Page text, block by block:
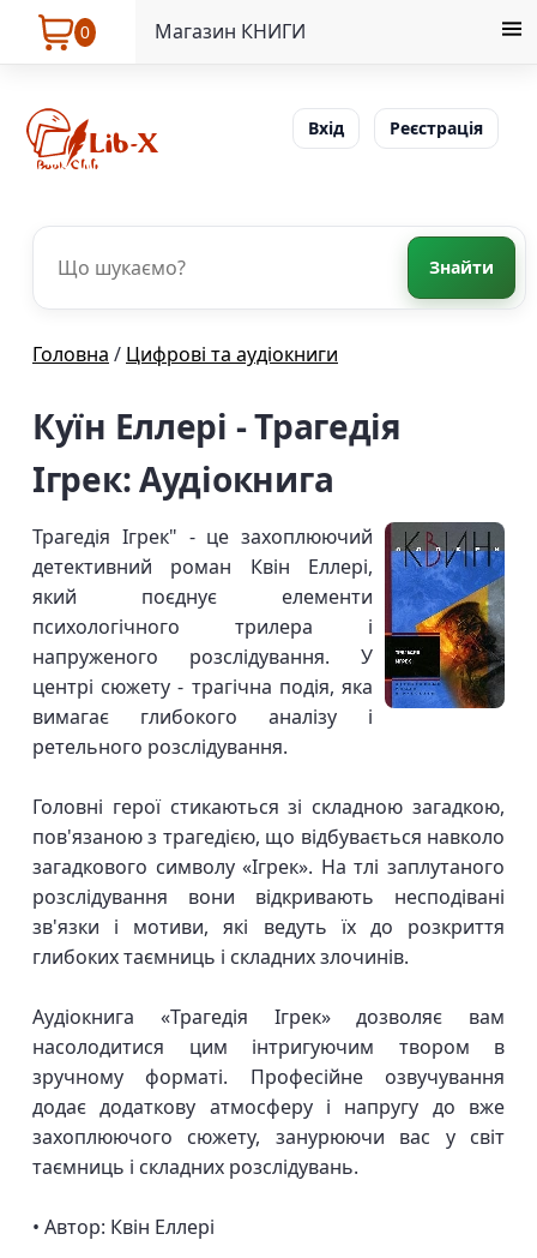
0 Магазин КНИГИ
Вхід Реєстрація
Знайти
Головна / Цифрові та аудіокниги
Куїн Еллері - Трагедія
Ігрек: Аудіокнига
Трагедія Ігрек" - це захоплюючий
детективний роман Квін Еллері,
який поєднує елементи
психологічного трилера і
напруженого розслідування. У
центрі сюжету - трагічна подія, яка
вимагає глибокого аналізу і
ретельного розслідування.
Головні герої стикаються зі складною загадкою,
пов'язаною з трагедією, що відбувається навколо
загадкового символу «Ігрек». На тлі заплутаного
розслідування вони відкривають несподівані
зв'язки і мотиви, які ведуть їх до розкриття
глибоких таємниць і складних злочинів.
Аудіокнига «Трагедія Ігрек» дозволяє вам
насолодитися цим інтригуючим твором в
зручному форматі. Професійне озвучування
додає додаткову атмосферу і напругу до вже
захоплюючого сюжету, занурюючи вас у світ
таємниць і складних розслідувань.
• Автор: Квін Еллері